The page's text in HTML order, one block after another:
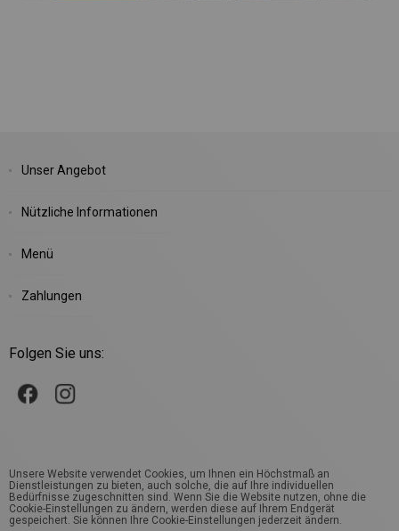
Unser Angebot
Nützliche Informationen
Menü
Zahlungen
Folgen Sie uns:
Unsere Website verwendet Cookies, um Ihnen ein Höchstmaß an
Dienstleistungen zu bieten, auch solche, die auf Ihre individuellen
Bedürfnisse zugeschnitten sind. Wenn Sie die Website nutzen, ohne die
Cookie-Einstellungen zu ändern, werden diese auf Ihrem Endgerät
gespeichert. Sie können Ihre Cookie-Einstellungen jederzeit ändern.